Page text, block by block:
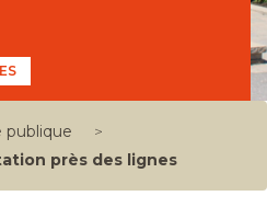
publique
>
près des lignes